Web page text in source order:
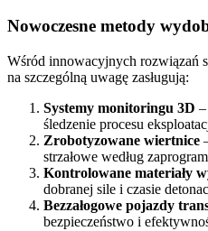
Nowoczesne metody
Wśród innowacyjnych rozwiązań
na szczególną uwagę zasługują:
Systemy monitoringu 3D
śledzenie procesu
Zrobotyzowane wiertnice
strzałowe według
Kontrolowane materiały
dobranej sile i czasie
Bezzałogowe pojazdy
bezpieczeństwo i